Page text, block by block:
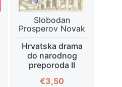
Slobodan
Prosperov Novak
Hrvatska drama
do narodnog
preporoda II
€3,50